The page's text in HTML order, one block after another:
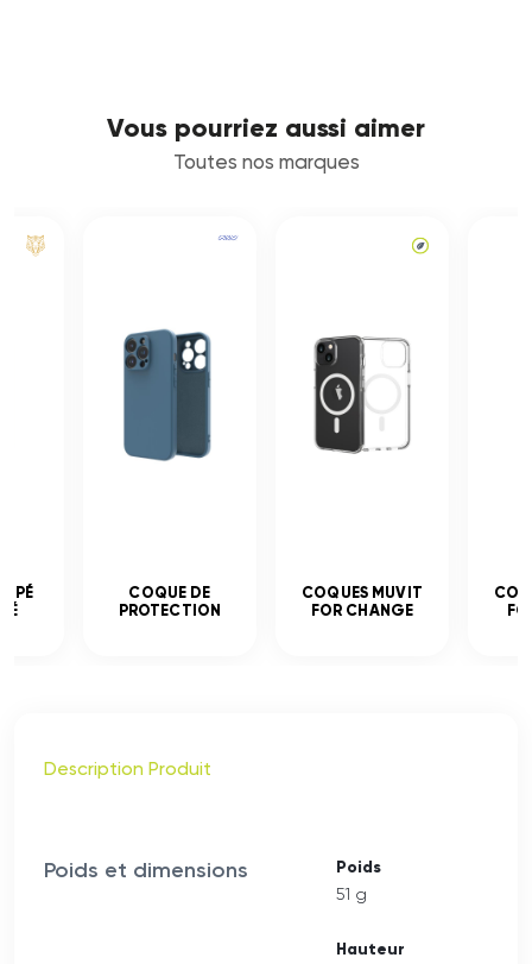
Vous pourriez aussi aimer
Toutes nos marques
COQUE DE
PROTECTION
COQUES MUVIT
FOR CHANGE
Description Produit
Poids et dimensions Poids
51 g
Hauteur